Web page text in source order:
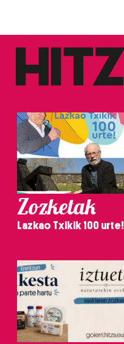
Zozketak
Lazkao Txikik 100 urte!